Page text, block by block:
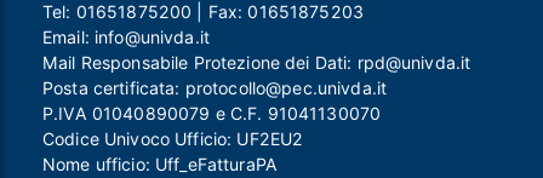
Tel: 01651875200 | Fax:01651875203
Email: info@univda.it
Mail Responsabile Protezione dei Dati: rpd@univda.it
Posta certificata: protocollo@pec.univda.it
P.IVA 01040890079 e C.F. 91041130070
Codice Univoco Ufficio: UF2EU2
Nome ufficio: Uff_eFatturaPA